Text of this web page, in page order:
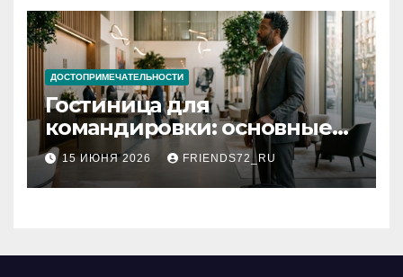
ДОСТОПРИМЕЧАТЕЛЬНОСТИ
Гостиница для
командировки: основные
критерии выбора
15 ИЮНЯ 2026 FRIENDS72_RU